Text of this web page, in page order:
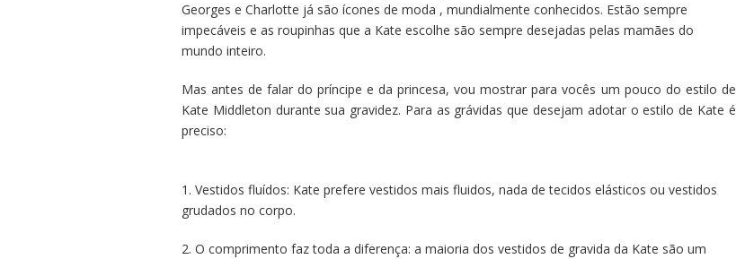
Georges e Charlotte já são ícones de moda , mundialmente conhecidos. Estão sempre
impecáveis e as roupinhas que a Kate escolhe são sempre desejadas pelas mamães do
mundo inteiro.
Mas antes de falar do príncipe e da princesa, vou mostrar para vocês um pouco do estilo de
Kate Middleton durante sua gravidez. Para as grávidas que desejam adotar o estilo de Kate é
preciso:
1. Vestidos fluídos: Kate prefere vestidos mais fluidos, nada de tecidos elásticos ou vestidos
grudados no corpo.
2. O comprimento faz toda a diferença: a maioria dos vestidos de gravida da Kate são um